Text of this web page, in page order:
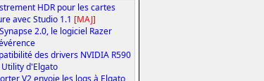
HDR pour les cartes
avec Studio 1.1 [MAJ]
2.0, le logiciel Razer
des drivers NVIDIA R590
d'Elgato
V2 envoie les logs à Elgato